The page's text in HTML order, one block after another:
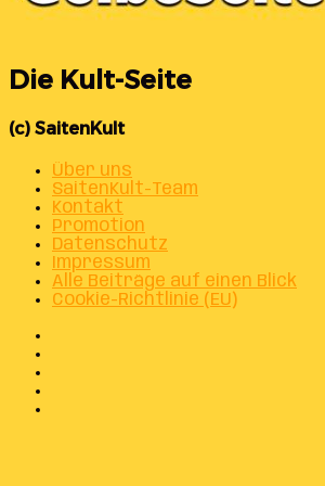
Die Kult-Seite
(c) SaitenKult
Über uns
SaitenKult-Team
Kontakt
Promotion
Datenschutz
Impressum
Alle Beiträge auf einen Blick
Cookie-Richtlinie (EU)